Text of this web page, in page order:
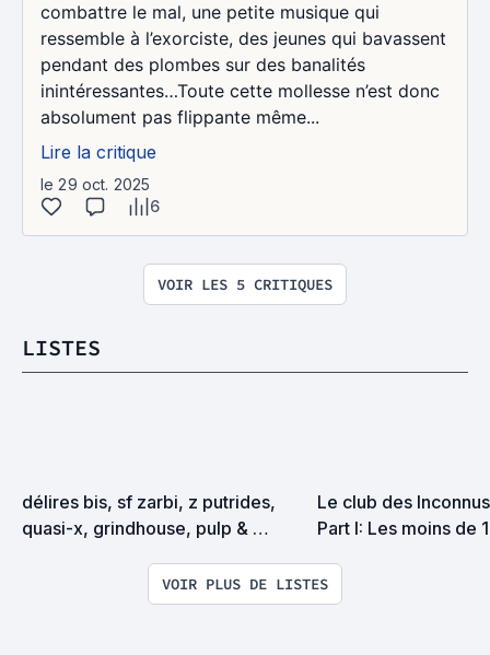
combattre le mal, une petite musique qui
ressemble à l’exorciste, des jeunes qui bavassent
pendant des plombes sur des banalités
inintéressantes…Toute cette mollesse n’est donc
absolument pas flippante même...
Lire la critique
le 29 oct. 2025
6
VOIR LES 5 CRITIQUES
LISTES
délires bis, sf zarbi, z putrides,
quasi-x, grindhouse, pulp &
Le club des
Part I: Les moins de
VOIR PLUS DE LISTES